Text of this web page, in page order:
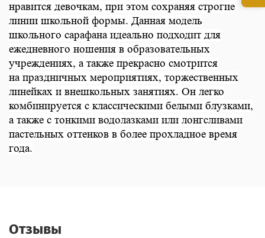
нравится девочкам, при этом сохраняя строгие
линии школьной формы. Данная модель
школьного сарафана идеально подходит для
ежедневного ношения в образовательных
учреждениях, а также прекрасно смотрится
на праздничных мероприятиях, торжественных
линейках и внешкольных занятиях. Он легко
комбинируется с классическими белыми блузками,
а также с тонкими водолазками или лонгсливами
пастельных оттенков в более прохладное время
года.
Отзывы